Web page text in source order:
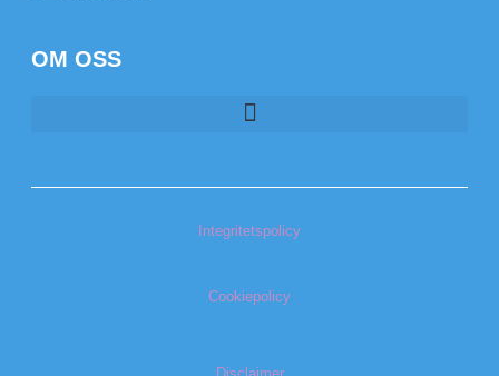
OM OSS
Integritetspolicy
Cookiepolicy